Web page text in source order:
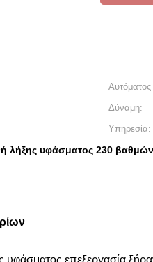
Δύναμη:
Υπηρεσία:
λήξης υφάσματος 230 βαθμών
επεξεργασία